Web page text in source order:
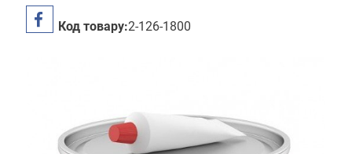
Код товару:2-126-1800